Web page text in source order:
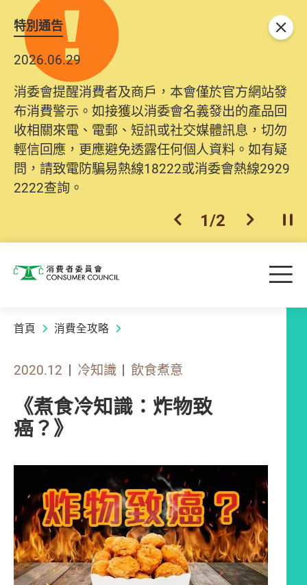
特別通告
2026.06.29
消委會提醒消費者及商戶，本會僅於官方網站發
布消費警示。如接獲以消委會名義發出的產品回
收相關來電、電郵、短訊或社交媒體訊息，切勿
輕信回應，更應避免透露任何個人資料。如有疑
問，請致電防騙易熱線18222或消委會熱線2929
2222查詢。
上一個
1/2 下一個開
關閉
消費者委員會 目
首頁 消費全攻略
2020.12 冷知識 飲食煮意
《煮食冷知識：炸物致
癌？》